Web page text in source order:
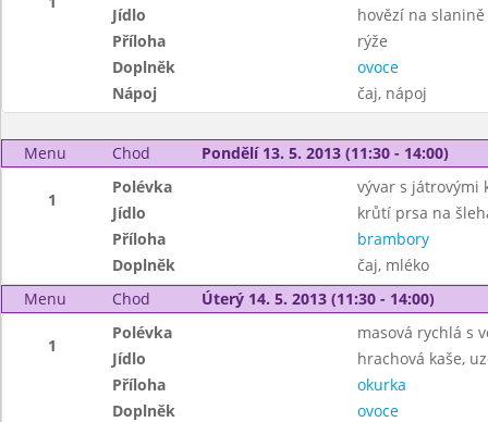
Jídlo
hovězí na slanině
Příloha
rýže
Doplněk
ovoce
Nápoj
čaj, nápoj
Menu Chod Pondělí 13. 5. 2013 (11:30 - 14:00)
1
Polévka
vývar s játrovými
Jídlo
krůtí prsa na
Příloha
brambory
Doplněk
čaj, mléko
Menu
Chod Úterý 14. 5. 2013 (11:30 - 14:00)
1
Polévka
masová rychlá s
Jídlo
hrachová kaše,
Příloha
okurka
Doplněk
ovoce